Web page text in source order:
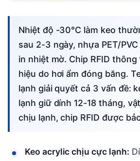
Nhiệt độ -30°C làm keo thường mất dính
sau 2-3 ngày, nhựa PET/
in nhiệt mờ. Chip RFID
hiệu do hơi ẩm đóng băng.
lạnh giải quyết cả 3 vấn đề:
lạnh giữ dính 12-18 tháng,
chịu lạnh, chip RFID được
Keo acrylic chịu cực lạnh: